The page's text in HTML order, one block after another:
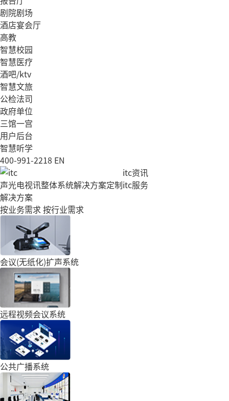
剧院剧场
酒店宴会厅
高教
智慧校园
智慧医疗
酒吧/ktv
智慧文旅
公检法司
政府单位
三馆一宫
用户后台
智慧听学
400-991-2218 EN
声光电视讯整体系统解决方案定制
解决方案
按业务需求按行业需求
会议(无纸化)扩声系统
远程视频会议系统
公共广播系统
itc资讯
itc服务